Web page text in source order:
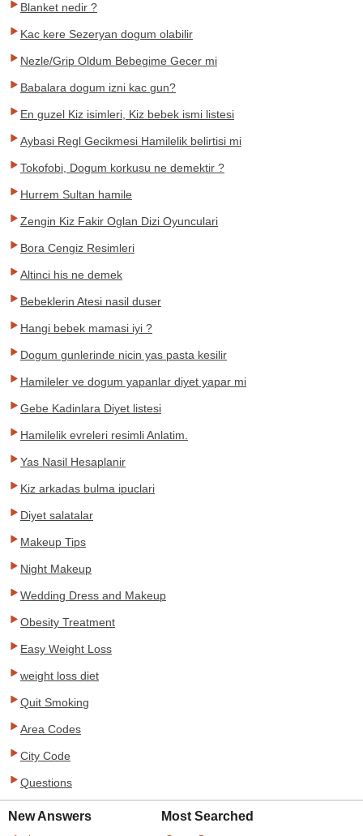
Blanket nedir ?
Kac kere Sezeryan dogum olabilir
Nezle/Grip Oldum Bebegime Gecer mi
Babalara dogum izni kac gun?
En guzel Kiz isimleri, Kiz bebek ismi listesi
Aybasi Regl Gecikmesi Hamilelik belirtisi mi
Tokofobi, Dogum korkusu ne demektir ?
Hurrem Sultan hamile
Zengin Kiz Fakir Oglan Dizi Oyunculari
Bora Cengiz Resimleri
Altinci his ne demek
Bebeklerin Atesi nasil duser
Hangi bebek mamasi iyi ?
Dogum gunlerinde nicin yas pasta kesilir
Hamileler ve dogum yapanlar diyet yapar mi
Gebe Kadinlara Diyet listesi
Hamilelik evreleri resimli Anlatim.
Yas Nasil Hesaplanir
Kiz arkadas bulma ipuclari
Diyet salatalar
Makeup Tips
Night Makeup
Wedding Dress and Makeup
Obesity Treatment
Easy Weight Loss
weight loss diet
Quit Smoking
Area Codes
City Code
Questions
New Answers Most Searched